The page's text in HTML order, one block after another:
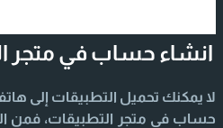
انشاء حساب في متجر
لا يمكنك تحميل التطبيقات إلى
حساب في متجر التطبيقات، فمن